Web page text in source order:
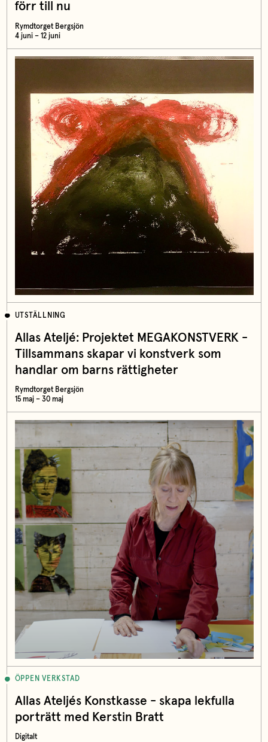
förr till nu
Rymdtorget Bergsjön
4 juni – 12 juni
UTSTÄLLNING
Allas Ateljé: Projektet MEGAKONSTVERK -
Tillsammans skapar vi konstverk som
handlar om barns rättigheter
Rymdtorget Bergsjön
15 maj – 30 maj
ÖPPEN VERKSTAD
Allas Ateljés Konstkasse - skapa lekfulla
porträtt med Kerstin Bratt
Digitalt